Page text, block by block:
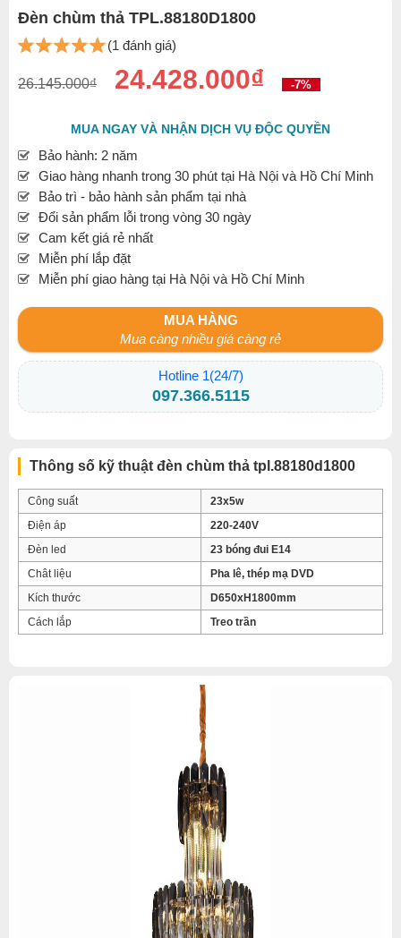
Đèn chùm thả TPL.88180D1800
(1 đánh giá)
26.145.000₫ 24.428.000₫ -7%
MUA NGAY VÀ NHẬN DỊCH VỤ ĐỘC QUYỀN
Bảo hành: 2 năm
Giao hàng nhanh trong 30 phút tại Hà Nội và Hồ Chí Minh
Bảo trì - bảo hành sản phẩm tại nhà
Đổi sản phẩm lỗi trong vòng 30 ngày
Cam kết giá rẻ nhất
Miễn phí lắp đặt
Miễn phí giao hàng tại Hà Nội và Hồ Chí Minh
MUA HÀNG
Mua càng nhiều giá càng rẻ
Hotline 1(24/7)
097.366.5115
Thông số kỹ thuật đèn chùm thả tpl.88180d1800
Công suất
23x5w
Điện áp
220-240V
Đèn led
23 bóng đui E14
Chât liệu
Pha lê, thép mạ DVD
Kích thước
D650xH1800mm
Cách lắp
Treo trần